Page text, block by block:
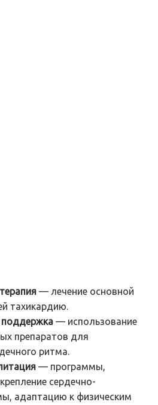
— лечение основной
тахикардию.
— использование
препаратов для
ритма.
— программы,
сердечно-
адаптацию к физическим